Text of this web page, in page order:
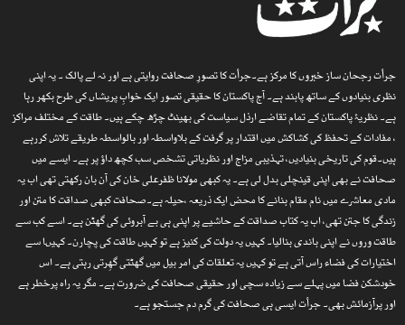
جرأت رجحان ساز خبروں کا مرکز ہے۔جرأت کا تصورِ صحافت روایتی ہے اور نہ لے پالک ۔ یہ اپنی
نظری بنیادوں کے ساتھ پابند ہے۔ آج پاکستان کا حقیقی تصور ایک خوابِ پریشاں کی طرح بکھر رہا
ہے۔ نظریۂ پاکستان کے تمام تقاضے ارذل سیاست کی بھینٹ چڑھ چکے ہیں۔ طاقت کے مختلف مراکز
، مفادات کے تحفظ کی کشاکش میں اقتدار پر گرفت کے بلاواسطہ اور بالواسطہ طریقے تلاش کررہے
ہیں۔قوم کی تاریخی بنیادیں، تہذیبی مزاج اور نظریاتی تشخص سب کچھ داؤ پر ہے۔ ایسے میں
صحافت نے بھی اپنی قینچلی بدل لی ہے۔ یہ کبھی مولانا ظفرعلی خان کی آن بان رکھتی تھی اب یہ
مادی معاشرے میں نام مقام بنانے کا محض ایک ذریعہ ،حیلہ ہے۔صحافت کبھی صداقت کا متن اور
زندگی کا جتن تھی، اب یہ کتاب صداقت کے حاشیے پر اپنی ہی بے آبروئی کی گھٹن ہے۔ اسے کب سے
طاقت وروں نے اپنی باندی بنالیا۔ کہیں یہ دولت کی کنیز ہے تو کہیں طاقت کی پچارن۔ کہیںا سے
اختیارات کی فضاء راس آتی ہے تو کہیں یہ تعلقات کی امر بیل میں گھٹتی گھِرتی رہتی ہے۔ اس
خودشکن فضا میں پہلے سے زیادہ سچی اور حقیقی صحافت کی ضرورت ہے۔ مگر یہ راہ پرخطر ہے
اور پرآزمائش بھی۔ جرأت ایسی ہی صحافت کی گرم دم جستجو ہے۔